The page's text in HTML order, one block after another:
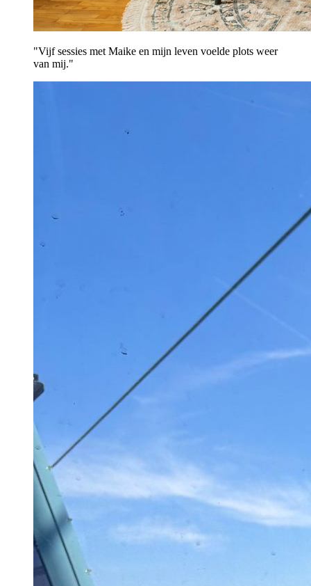
"Vijf sessies met Maike en mijn leven voelde plots weer
van mij."